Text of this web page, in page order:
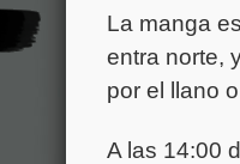
La manga
entra norte,
por el llano
A las 14:00